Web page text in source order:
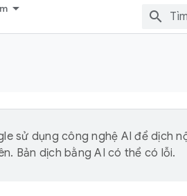
sử dụng công nghệ AI để dịch
Bản dịch bằng AI có thể có lỗi.